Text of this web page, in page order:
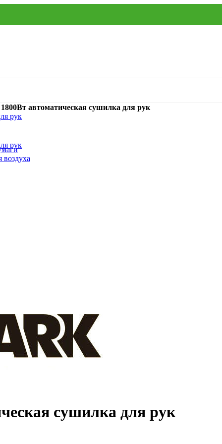
воздуха
автоматическая сушилка для рук
сушилка для рук